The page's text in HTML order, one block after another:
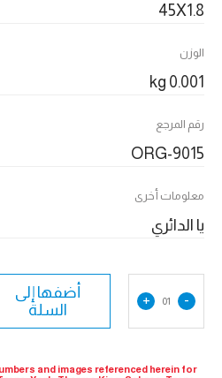
45X1.8
الوزن
0.001 kg
رقم المرجع
ORG-9015
معلومات أخرى
يا الدائري
-
01
+
أضفها إلى
السلة
and images referenced herein for